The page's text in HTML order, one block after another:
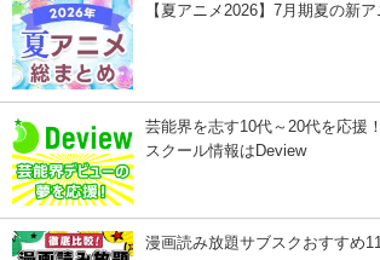
【夏アニメ2026】7月期夏の新
芸能界を志す10代～20代を応援
スクール情報はDeview
漫画読み放題サブスクおすすめ